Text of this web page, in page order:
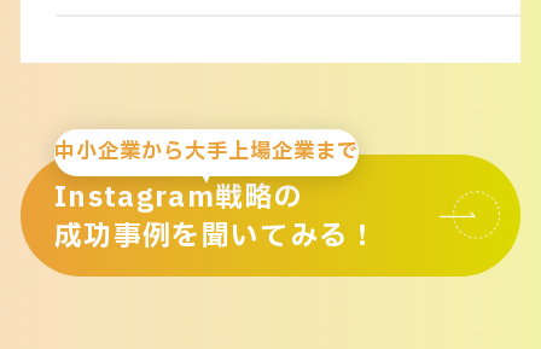
中小企業から大手上場企業まで
Instagram戦略の
成功事例を聞いてみる！